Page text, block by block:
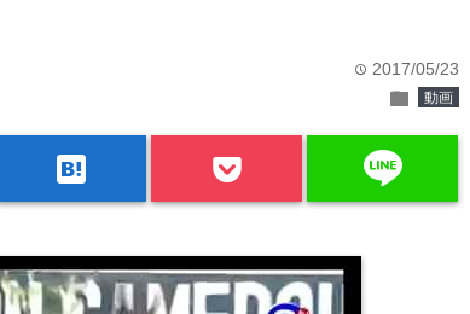
time 2017/05/23
folder 動画
hatenabookmark line